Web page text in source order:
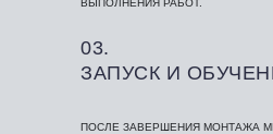
03.
ЗАПУСК И
ПОСЛЕ ЗАВЕРШЕНИЯ МОНТАЖА
ВЫПОЛНЕНИЯ РАБОТ.